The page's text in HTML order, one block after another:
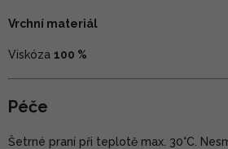
Vrchní materiál
Viskóza 100 %
Péče
Šetrné praní při teplotě max. 30°C.